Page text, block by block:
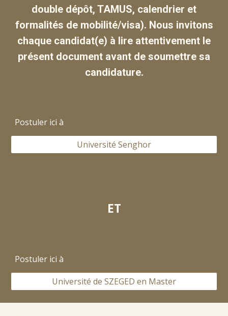
double dépôt, TAMUS, calendrier et
formalités de mobilité/visa). Nous invitons
chaque candidat(e) à lire attentivement le
présent document avant de soumettre sa
candidature.
Postuler ici à
Université Senghor
ET
Postuler ici à
Université de SZEGED en Master